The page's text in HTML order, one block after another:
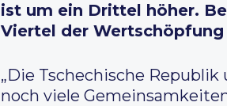
ist um ein Drittel höher.
Viertel der
„Die Tschechische
noch viele